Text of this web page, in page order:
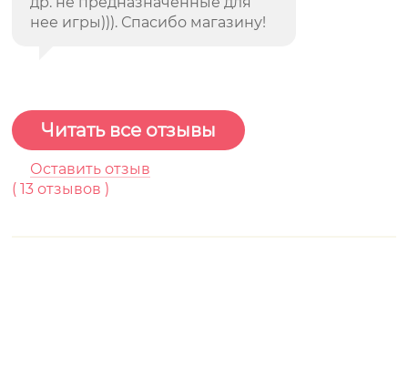
нее игры))). Спасибо магазину!
Читать все отзывы
Оставить отзыв
(13 отзывов )